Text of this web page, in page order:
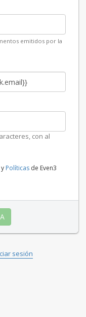
emitidos por la
con al
y Políticas de Even3
sesión